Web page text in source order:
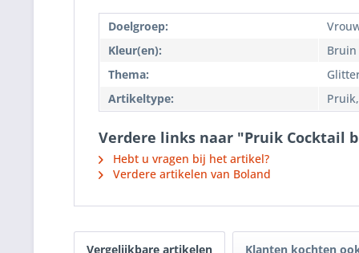
Doelgroep:
Kleur(en):
Bruin
Thema:
Artikeltype:
Verdere links naar "Pruik Cocktail
Hebt u vragen bij het artikel?
Verdere artikelen van Boland
Vergelijkbare artikelen Klanten kochten